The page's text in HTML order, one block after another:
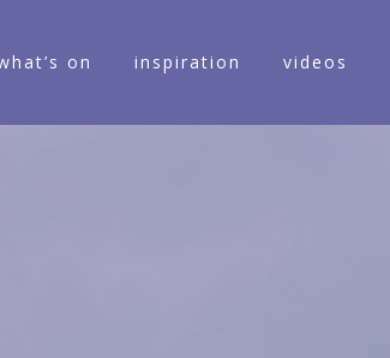
on inspiration videos